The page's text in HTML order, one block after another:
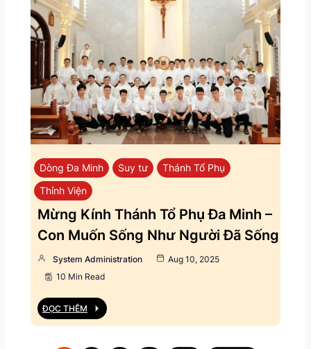
Dòng Đa Minh Suy tư
Thánh Tổ Phụ
Thỉnh Viện
Mừng Kính Thánh Tổ Phụ Đa Minh –
Con Muốn Sống Như Người Đã Sống
System Administration
Aug 10, 2025
10 Min Read
ĐỌC THÊM